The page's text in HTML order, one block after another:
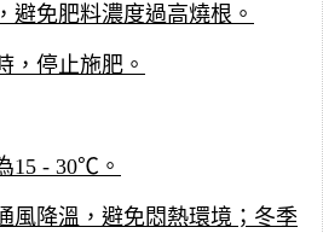
避免肥料濃度過高燒根。
，停止施肥。
15 - 30℃。
風降溫，避免悶熱環境；冬季